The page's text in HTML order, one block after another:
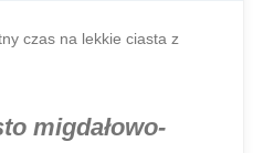
czas na lekkie ciasta z
migdałowo-